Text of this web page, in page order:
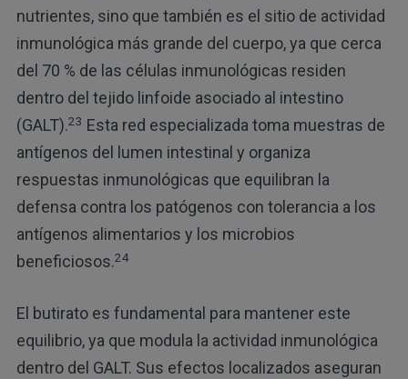
nutrientes, sino que también es el sitio de actividad
inmunológica más grande del cuerpo, ya que cerca
del 70 % de las células inmunológicas residen
dentro del tejido linfoide asociado al intestino
(GALT).23 Esta red especializada toma muestras de
antígenos del lumen intestinal y organiza
respuestas inmunológicas que equilibran la
defensa contra los patógenos con tolerancia a los
antígenos alimentarios y los microbios
beneficiosos.24
El butirato es fundamental para mantener este
equilibrio, ya que modula la actividad inmunológica
dentro del GALT. Sus efectos localizados aseguran